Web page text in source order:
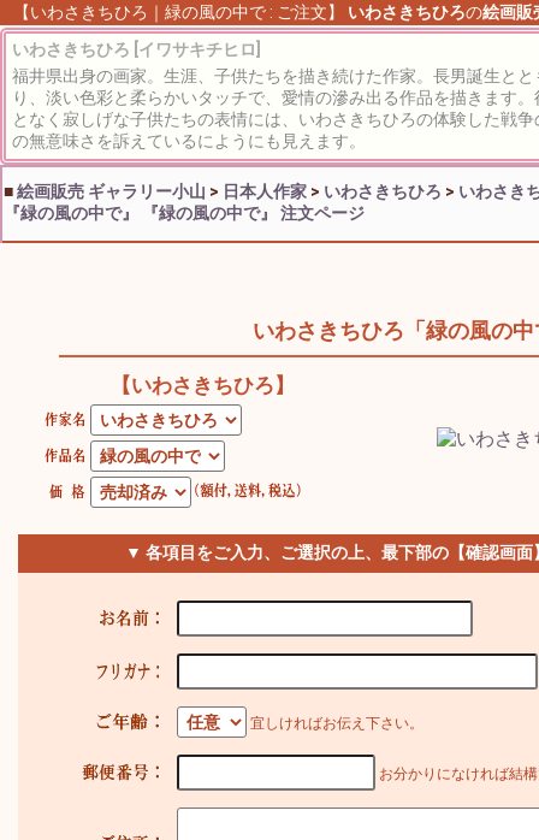
【いわさきちひろ｜緑の風の中で : ご注文】 いわさきちひろの絵画販
いわさきちひろ [イワサキチヒロ]
福井県出身の画家。生涯、子供たちを描き続けた作家。長男誕生と
り、淡い色彩と柔らかいタッチで、愛情の滲み出る作品を描きます
となく寂しげな子供たちの表情には、いわさきちひろの体験した戦
の無意味さを訴えているにようにも見えます。
■絵画販売 ギャラリー小山 > 日本人作家 > いわさきちひろ > いわさき
『緑の風の中で』
『緑の風の中で』 注文ページ
いわさきちひろ「緑の風の中
【いわさきちひろ】
▼ 各項目をご入力、ご選択の上、最下部の【確認画
宜しければお伝え下さい。
お分かりになければ結